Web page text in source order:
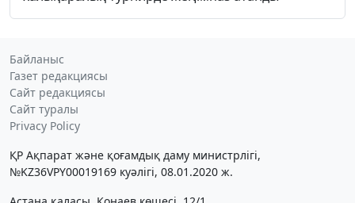
Байланыс
Газет редакциясы
Сайт редакциясы
Сайт туралы
Privacy Policy
ҚР Ақпарат және қоғамдық даму министрлігі,
№KZ36VPY00019169 куәлігі, 08.01.2020 ж.